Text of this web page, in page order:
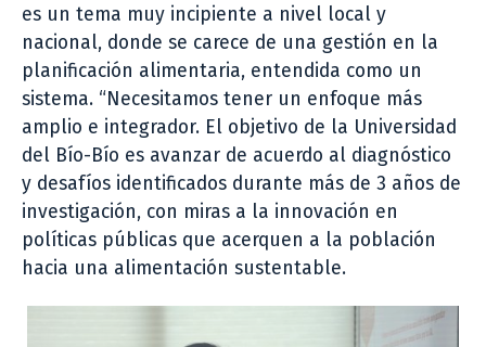
es un tema muy incipiente a nivel local y
nacional, donde se carece de una gestión en la
planificación alimentaria, entendida como un
sistema. “Necesitamos tener un enfoque más
amplio e integrador. El objetivo de la Universidad
del Bío-Bío es avanzar de acuerdo al diagnóstico
y desafíos identificados durante más de 3 años de
investigación, con miras a la innovación en
políticas públicas que acerquen a la población
hacia una alimentación sustentable.